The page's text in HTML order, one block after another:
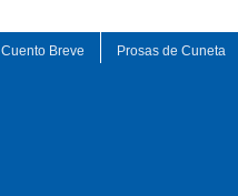
Cuento Breve Prosas de Cuneta